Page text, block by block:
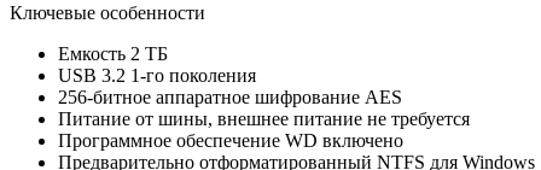
Ключевые особенности
Емкость 2 ТБ
USB 3.2 1-го поколения
256-битное аппаратное шифрование AES
Питание от шины, внешнее питание не требуется
Программное обеспечение WD включено
Предварительно отформатированный NTFS для Windows